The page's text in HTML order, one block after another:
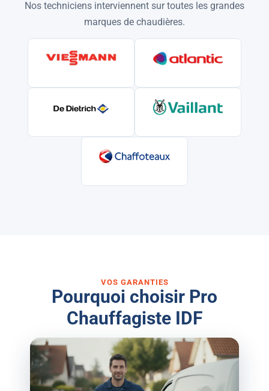
Nos techniciens interviennent sur toutes les grandes
marques de chaudières.
VOS GARANTIES
Pourquoi choisir Pro
Chauffagiste IDF